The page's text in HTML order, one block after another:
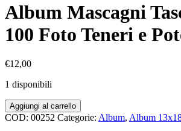
Album Mascagni
100 Foto Teneri e
€12,00
1 disponibili
Album
Mascagni
Aggiungi al carrello
COD: 00252 Categorie: Album, Album